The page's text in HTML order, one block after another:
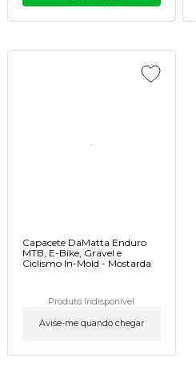
Capacete DaMatta Enduro
MTB, E-Bike, Gravel e
Ciclismo In-Mold - Mostarda
Produto Indisponível
Avise-me quando chegar